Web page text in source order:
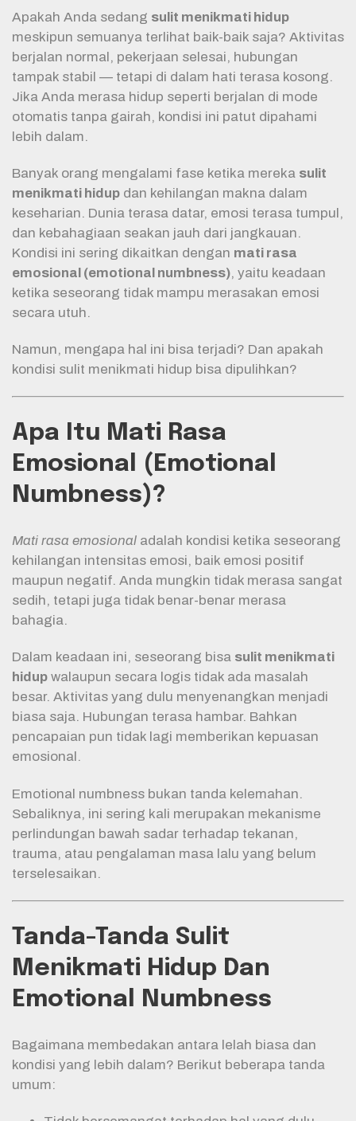
Apakah Anda sedang sulit menikmati hidup
meskipun semuanya terlihat baik-baik saja? Aktivitas
berjalan normal, pekerjaan selesai, hubungan
tampak stabil — tetapi di dalam hati terasa kosong.
Jika Anda merasa hidup seperti berjalan di mode
otomatis tanpa gairah, kondisi ini patut dipahami
lebih dalam.
Banyak orang mengalami fase ketika mereka sulit
menikmati hidup dan kehilangan makna dalam
keseharian. Dunia terasa datar, emosi terasa tumpul,
dan kebahagiaan seakan jauh dari jangkauan.
Kondisi ini sering dikaitkan dengan mati rasa
emosional (emotional numbness), yaitu keadaan
ketika seseorang tidak mampu merasakan emosi
secara utuh.
Namun, mengapa hal ini bisa terjadi? Dan apakah
kondisi sulit menikmati hidup bisa dipulihkan?
Apa Itu Mati Rasa
Emosional (Emotional
Numbness)?
Mati rasa emosional adalah kondisi ketika seseorang
kehilangan intensitas emosi, baik emosi positif
maupun negatif. Anda mungkin tidak merasa sangat
sedih, tetapi juga tidak benar-benar merasa
bahagia.
Dalam keadaan ini, seseorang bisa sulit menikmati
hidup walaupun secara logis tidak ada masalah
besar. Aktivitas yang dulu menyenangkan menjadi
biasa saja. Hubungan terasa hambar. Bahkan
pencapaian pun tidak lagi memberikan kepuasan
emosional.
Emotional numbness bukan tanda kelemahan.
Sebaliknya, ini sering kali merupakan mekanisme
perlindungan bawah sadar terhadap tekanan,
trauma, atau pengalaman masa lalu yang belum
terselesaikan.
Tanda-Tanda Sulit
Menikmati Hidup Dan
Emotional Numbness
Bagaimana membedakan antara lelah biasa dan
kondisi yang lebih dalam? Berikut beberapa tanda
umum: